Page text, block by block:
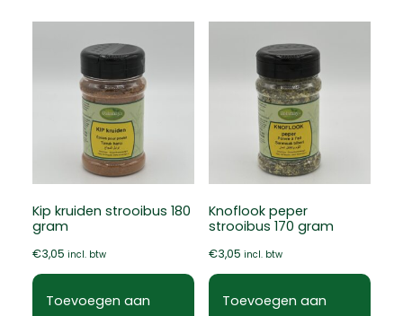
Kip kruiden strooibus 180
gram
€3,05 incl. btw
Toevoegen aan
Knoflook peper
strooibus 170 gram
€3,05 incl. btw
Toevoegen aan